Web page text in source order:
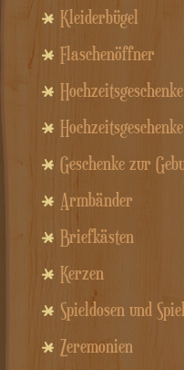
Kleiderbügel
Flaschenöffner
Hochzeitsgeschenke
Geschenke zur
Armbänder
Briefkästen
Kerzen
Spieldosen und
Zeremonien